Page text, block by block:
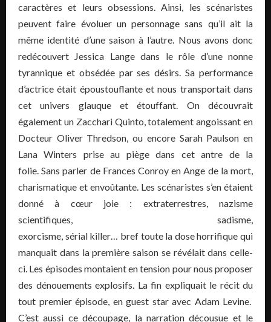
caractères et leurs obsessions. Ainsi, les scénaristes
peuvent faire évoluer un personnage sans qu’il ait la
même identité d’une saison à l’autre. Nous avons donc
redécouvert Jessica Lange dans le rôle d’une nonne
tyrannique et obsédée par ses désirs. Sa performance
d’actrice était époustouflante et nous transportait dans
cet univers glauque et étouffant. On découvrait
également un Zacchari Quinto, totalement angoissant en
Docteur Oliver Thredson, ou encore Sarah Paulson en
Lana Winters prise au piège dans cet antre de la
folie. Sans parler de Frances Conroy en Ange de la mort,
charismatique et envoûtante. Les scénaristes s’en étaient
donné à cœur joie : extraterrestres, nazisme
scientifiques, sadisme,
exorcisme, sérial killer… bref toute la dose horrifique qui
manquait dans la première saison se révélait dans celle-
ci. Les épisodes montaient en tension pour nous proposer
des dénouements explosifs. La fin expliquait le récit du
tout premier épisode, en guest star avec Adam Levine.
C’est aussi ce découpage, la narration décousue et le